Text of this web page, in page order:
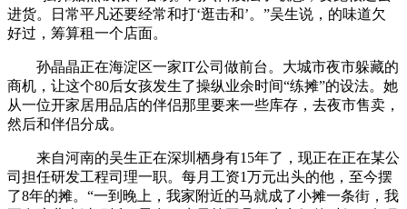
进货。日常平凡还要经常和打‘逛击和’。”吴生说，的味道欠
好过，筹算租一个店面。
孙晶晶正在海淀区一家IT公司做前台。大城市夜市躲藏的
商机，让这个80后女孩发生了操纵业余时间“练摊”的设法。她
从一位开家居用品店的伴侣那里要来一些库存，去夜市售卖，
然后和伴侣分成。
来自河南的吴生正在深圳栖身有15年了，现正在正在某公
司担任研发工程司理一职。每月工资1万元出头的他，至今摆
了8年的摊。“一到晚上，我家附近的马就成了小摊一条街，我